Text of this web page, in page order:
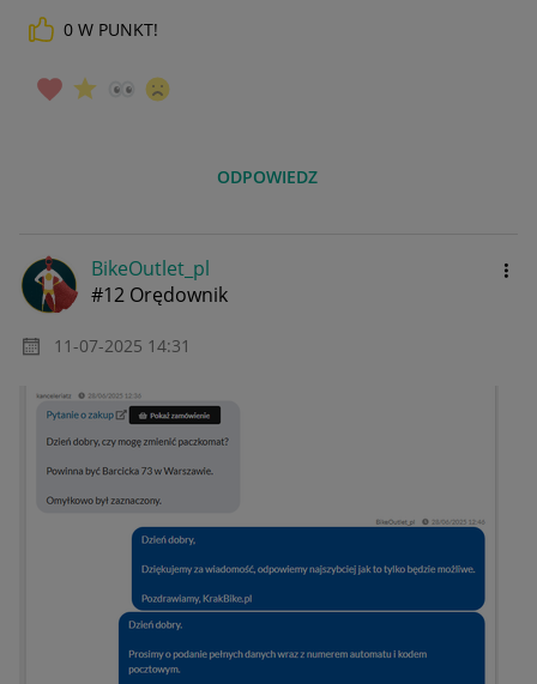
0 W PUNKT!
ODPOWIEDZ
BikeOutlet_pl
#12 Orędownik
‎11-07-2025 14:31